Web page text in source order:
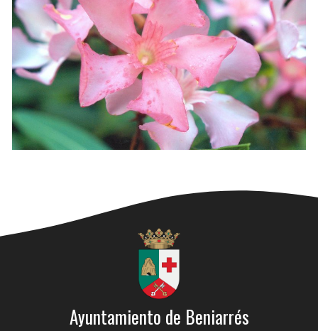
Ayuntamiento de Beniarrés